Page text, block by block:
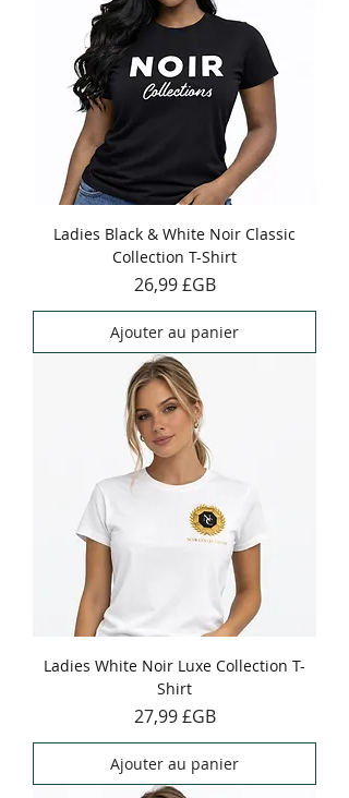
Ladies Black & White Noir Classic
Collection T-Shirt
Prix
26,99 £GB
Ajouter au panier
Ladies White Noir Luxe Collection T-
Shirt
Prix
27,99 £GB
Ajouter au panier